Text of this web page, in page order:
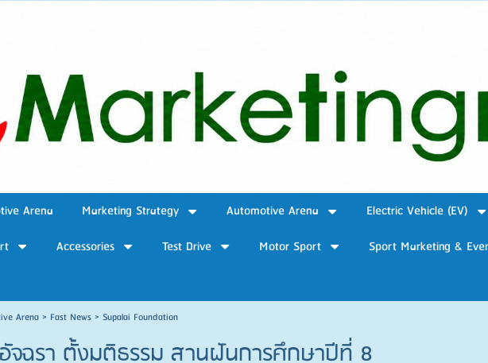
Arena Marketing Strategy Automotive Arena Electric Vehicle (EV)
Accessories Test Drive Motor Sport Sport Marketing &
Arena> Fast News> Supalai Foundation
จฉรา ตั้งมติธรรม สานฝันการศึกษาปีที่ 8